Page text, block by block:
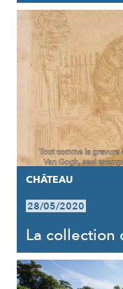
CHÂTEAU
28/05/2020
La collection